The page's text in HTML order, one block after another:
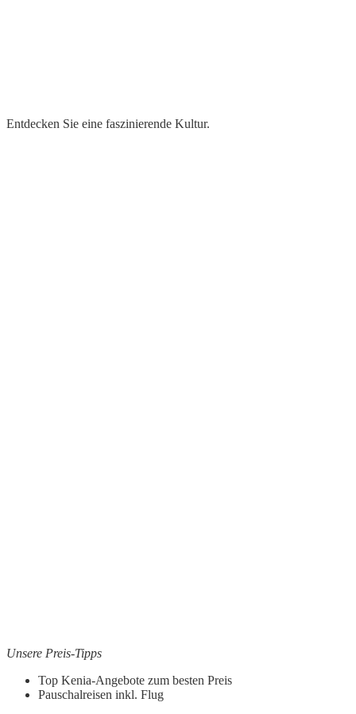
Entdecken Sie eine faszinierende Kultur.
Unsere Preis-Tipps
Top Kenia-Angebote zum besten Preis
Pauschalreisen inkl. Flug